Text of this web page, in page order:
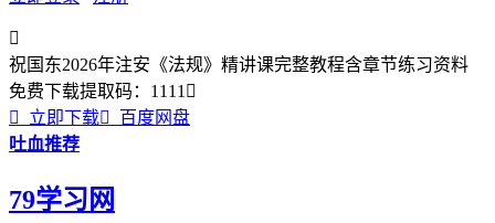

祝国东2026年注安《法规》精讲课完整教程含章节练习资料
免费下载提取码： 1111 

立即下载
百度网盘
吐血推荐
79学习网